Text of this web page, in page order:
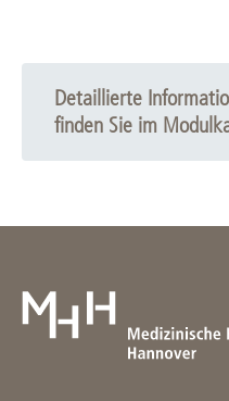
Detaillierte
finden Sie im